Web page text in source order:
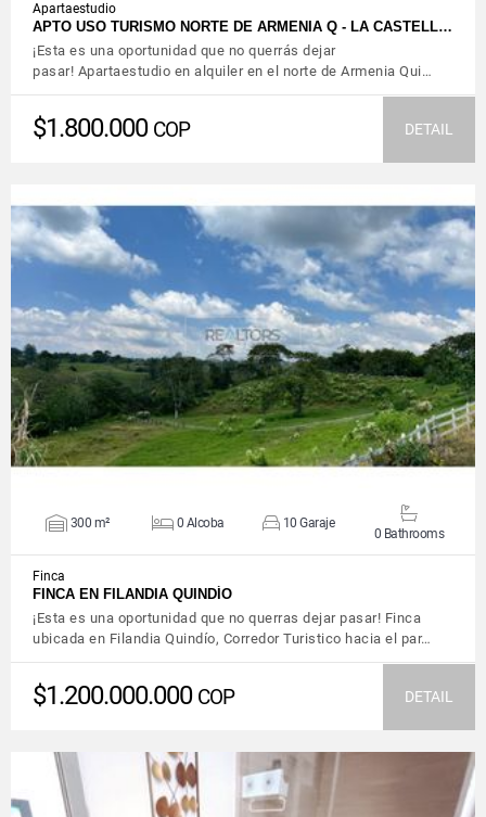
Apartaestudio
APTO USO TURISMO NORTE DE ARMENIA Q - LA CASTELL…
¡Esta es una oportunidad que no querrás dejar
pasar! Apartaestudio en alquiler en el norte de Armenia Qui…
$1.800.000 COP DETAIL
VIEW DETAILS
300 m² 0 Alcoba 10 Garaje
0 Bathrooms
Finca
FINCA EN FILANDIA QUINDÍO
¡Esta es una oportunidad que no querras dejar pasar! Finca
ubicada en Filandia Quindío, Corredor Turistico hacia el par…
$1.200.000.000 COP DETAIL